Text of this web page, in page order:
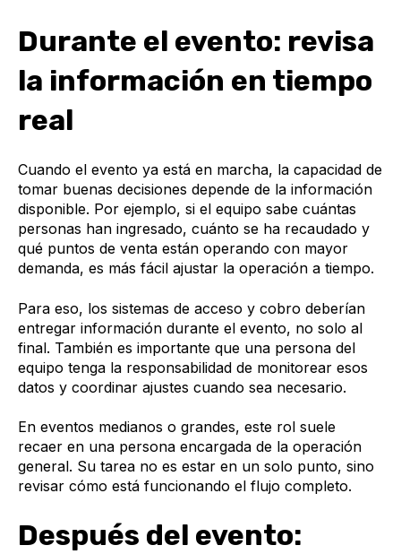
Durante el evento: revisa
la información en tiempo
real
Cuando el evento ya está en marcha, la capacidad de
tomar buenas decisiones depende de la información
disponible. Por ejemplo, si el equipo sabe cuántas
personas han ingresado, cuánto se ha recaudado y
qué puntos de venta están operando con mayor
demanda, es más fácil ajustar la operación a tiempo.
Para eso, los sistemas de acceso y cobro deberían
entregar información durante el evento, no solo al
final. También es importante que una persona del
equipo tenga la responsabilidad de monitorear esos
datos y coordinar ajustes cuando sea necesario.
En eventos medianos o grandes, este rol suele
recaer en una persona encargada de la operación
general. Su tarea no es estar en un solo punto, sino
revisar cómo está funcionando el flujo completo.
Después del evento: